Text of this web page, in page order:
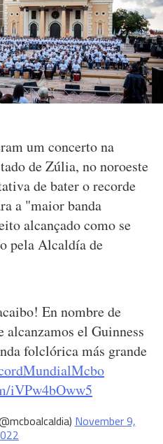
um concerto na
de Zúlia, no noroeste
de bater o recorde
a "maior banda
alcançado como se
pela Alcaldía de
En nombre de
el Guinness
folclórica más grande
iVPw4bOww5
November 9,